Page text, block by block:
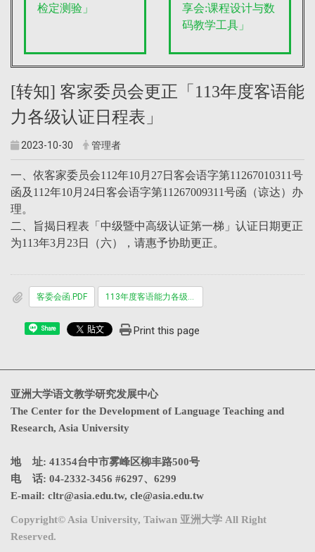
检定测验」
享会:课程设计与数
码教学工具」
[转知] 客家委员会更正「113年度客语能
力各级认证日程表」
2023-10-30 管理者
一、依客家委员会112年10月27日客会语字第11267010311号
函及112年10月24日客会语字第11267009311号函（谅达）办
理。
二、旨揭日程表「中级暨中高级认证第一梯」认证日期更正
为113年3月23日（六），请惠予协助更正。
客委会函.PDF
Share Print this page
亚洲大学语文教学研究发展中心
The Center for the Development of Language Teaching and
Research, Asia University
地 址: 41354台中市雾峰区柳丰路500号
电 话: 04-2332-3456 #6297、6299
E-mail: cltr@asia.edu.tw, cle@asia.edu.tw
Copyright© Asia University, Taiwan 亚洲大学 All Right
Reserved.